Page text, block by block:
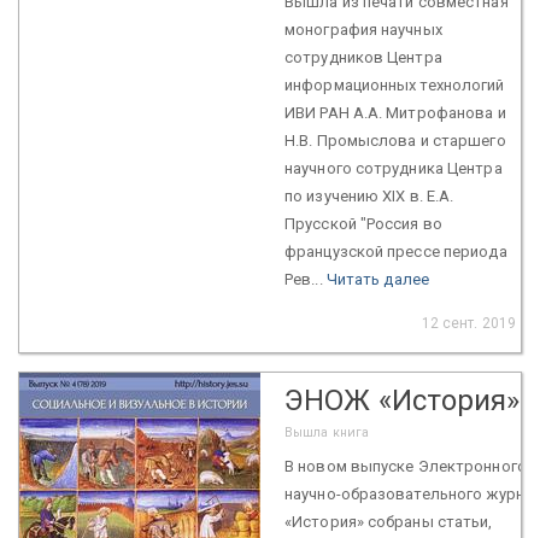
монография научных
сотрудников Центра
информационных технологий
ИВИ РАН А.А. Митрофанова и
Н.В. Промыслова и старшего
научного сотрудника Центра
по изучению XIX в. Е.А.
Прусской "Россия во
французской прессе периода
Рев... Читать далее
12 сент. 2019
ЭНОЖ «История»
Вышла книга
В новом выпуске Электронного
научно-образовательного
«История» собраны статьи,